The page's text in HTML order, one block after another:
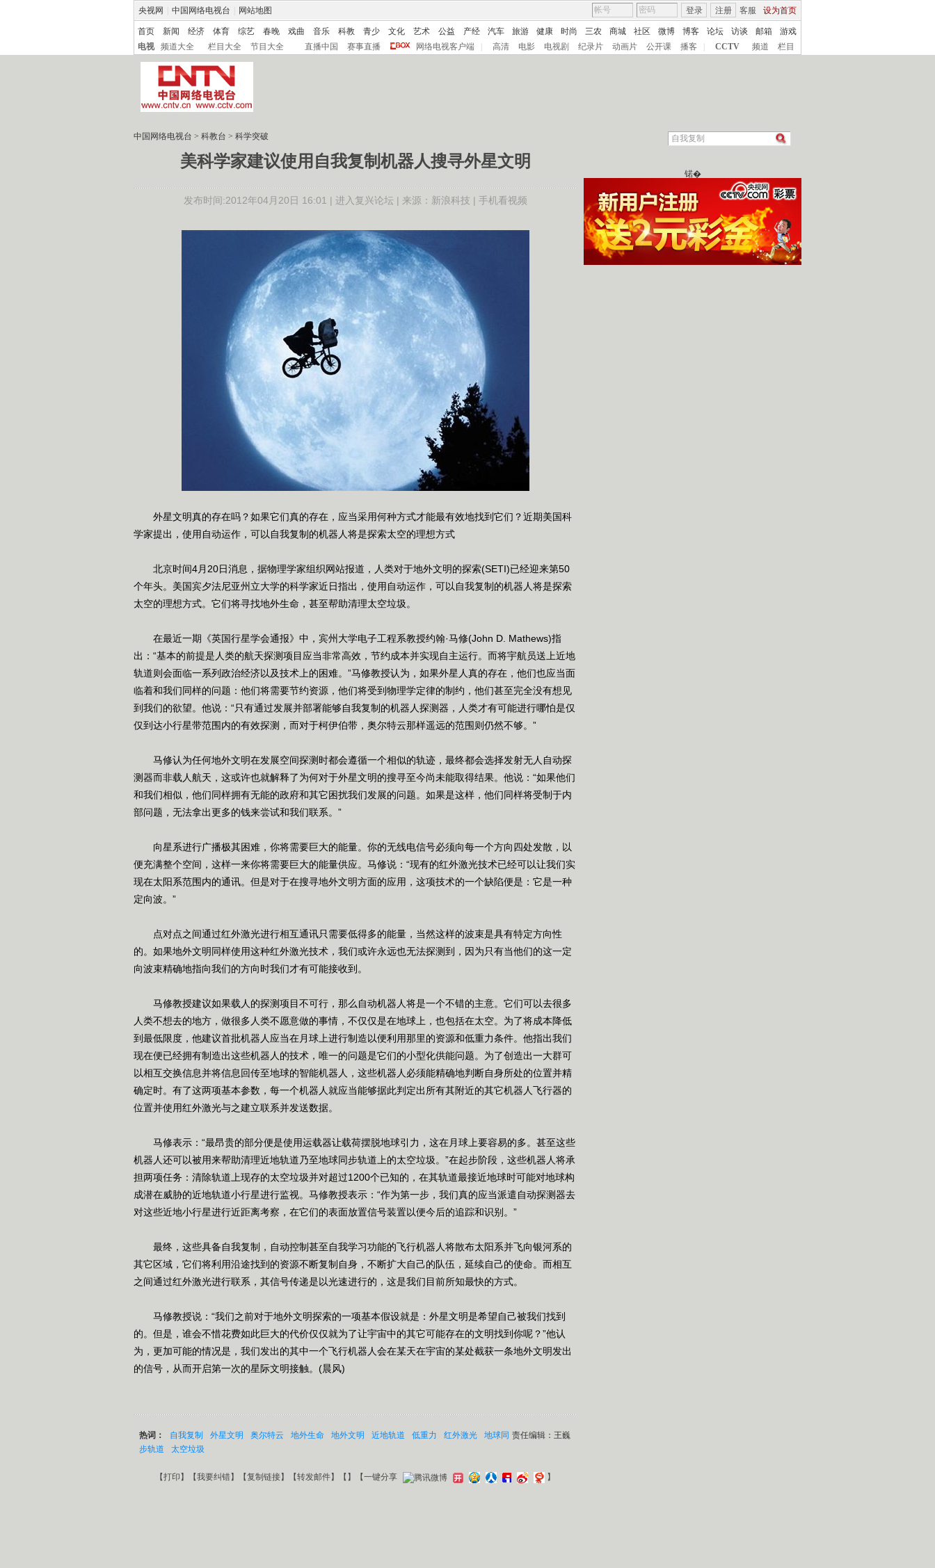
央视网 中国网络电视台 网站地图 客服 设为首页
登录 注册
首页 新闻 经济 体育 综艺 春晚 戏曲 音乐 科教 青少 文化 艺术 公益 产经 汽车 旅游 健康 时尚 三农 商城 社区 微博 博客 论坛 访谈 邮箱
游戏
电视
频道大全 栏目大全 节目大全 直播中国 赛事直播 网络电视客户端 高清 电影 电视剧 纪录片 动画片 公开课 播客 CCTV 频道 栏目
中国网络电视台 > 科教台 > 科学突破
锘�
美科学家建议使用自我复制机器人搜寻外星文明
发布时间:2012年04月20日 16:01 | 进入复兴论坛| 来源： 新浪科技 | 手机看视频
外星文明真的存在吗？如果它们真的存在，应当采用何种方式才能最有效地找到它们？近期美国科
学家提出，使用自动运作，可以自我复制的机器人将是探索太空的理想方式
北京时间4月20日消息，据物理学家组织网站报道，人类对于地外文明的探索(SETI)已经迎来第50
个年头。美国宾夕法尼亚州立大学的科学家近日指出，使用自动运作，可以自我复制的机器人将是探索
太空的理想方式。它们将寻找地外生命，甚至帮助清理太空垃圾。
在最近一期《英国行星学会通报》中，宾州大学电子工程系教授约翰·马修(John D. Mathews)指
出：“基本的前提是人类的航天探测项目应当非常高效，节约成本并实现自主运行。而将宇航员送上近地
轨道则会面临一系列政治经济以及技术上的困难。”马修教授认为，如果外星人真的存在，他们也应当面
临着和我们同样的问题：他们将需要节约资源，他们将受到物理学定律的制约，他们甚至完全没有想见
到我们的欲望。他说：“只有通过发展并部署能够自我复制的机器人探测器，人类才有可能进行哪怕是仅
仅到达小行星带范围内的有效探测，而对于柯伊伯带，奥尔特云那样遥远的范围则仍然不够。”
马修认为任何地外文明在发展空间探测时都会遵循一个相似的轨迹，最终都会选择发射无人自动探
测器而非载人航天，这或许也就解释了为何对于外星文明的搜寻至今尚未能取得结果。他说：“如果他们
和我们相似，他们同样拥有无能的政府和其它困扰我们发展的问题。如果是这样，他们同样将受制于内
部问题，无法拿出更多的钱来尝试和我们联系。”
向星系进行广播极其困难，你将需要巨大的能量。你的无线电信号必须向每一个方向四处发散，以
便充满整个空间，这样一来你将需要巨大的能量供应。马修说：“现有的红外激光技术已经可以让我们实
现在太阳系范围内的通讯。但是对于在搜寻地外文明方面的应用，这项技术的一个缺陷便是：它是一种
定向波。”
点对点之间通过红外激光进行相互通讯只需要低得多的能量，当然这样的波束是具有特定方向性
的。如果地外文明同样使用这种红外激光技术，我们或许永远也无法探测到，因为只有当他们的这一定
向波束精确地指向我们的方向时我们才有可能接收到。
马修教授建议如果载人的探测项目不可行，那么自动机器人将是一个不错的主意。它们可以去很多
人类不想去的地方，做很多人类不愿意做的事情，不仅仅是在地球上，也包括在太空。为了将成本降低
到最低限度，他建议首批机器人应当在月球上进行制造以便利用那里的资源和低重力条件。他指出我们
现在便已经拥有制造出这些机器人的技术，唯一的问题是它们的小型化供能问题。为了创造出一大群可
以相互交换信息并将信息回传至地球的智能机器人，这些机器人必须能精确地判断自身所处的位置并精
确定时。有了这两项基本参数，每一个机器人就应当能够据此判定出所有其附近的其它机器人飞行器的
位置并使用红外激光与之建立联系并发送数据。
马修表示：“最昂贵的部分便是使用运载器让载荷摆脱地球引力，这在月球上要容易的多。甚至这些
机器人还可以被用来帮助清理近地轨道乃至地球同步轨道上的太空垃圾。”在起步阶段，这些机器人将承
担两项任务：清除轨道上现存的太空垃圾并对超过1200个已知的，在其轨道最接近地球时可能对地球构
成潜在威胁的近地轨道小行星进行监视。马修教授表示：“作为第一步，我们真的应当派遣自动探测器去
对这些近地小行星进行近距离考察，在它们的表面放置信号装置以便今后的追踪和识别。”
最终，这些具备自我复制，自动控制甚至自我学习功能的飞行机器人将散布太阳系并飞向银河系的
其它区域，它们将利用沿途找到的资源不断复制自身，不断扩大自己的队伍，延续自己的使命。而相互
之间通过红外激光进行联系，其信号传递是以光速进行的，这是我们目前所知最快的方式。
马修教授说：“我们之前对于地外文明探索的一项基本假设就是：外星文明是希望自己被我们找到
的。但是，谁会不惜花费如此巨大的代价仅仅就为了让宇宙中的其它可能存在的文明找到你呢？”他认
为，更加可能的情况是，我们发出的其中一个飞行机器人会在某天在宇宙的某处截获一条地外文明发出
的信号，从而开启第一次的星际文明接触。(晨风)
责任编辑：王巍
热词： 自我复制 外星文明 奥尔特云 地外生命 地外文明 近地轨道 低重力 红外激光
地球同
步轨道
太空垃圾
【打印 】【我要纠错】【复制链接】【转发邮件】【 】 【一键分享 】